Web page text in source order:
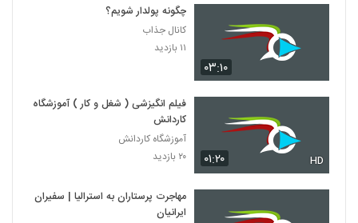
۰۳:۱۰
چگونه پولدار شویم؟
کانال جذاب
۱۱ بازدید
۰۱:۲۰ HD
فیلم انگیزشی ( شغل و کار ) آموزشگاه
کاردانش
آموزشگاه کاردانش
۲۰ بازدید
مهاجرت پرستاران به استرالیا | سفیران
ایرانیان